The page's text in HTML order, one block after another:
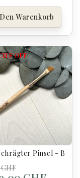
Warenkorb
Pinsel - Boho
OFF